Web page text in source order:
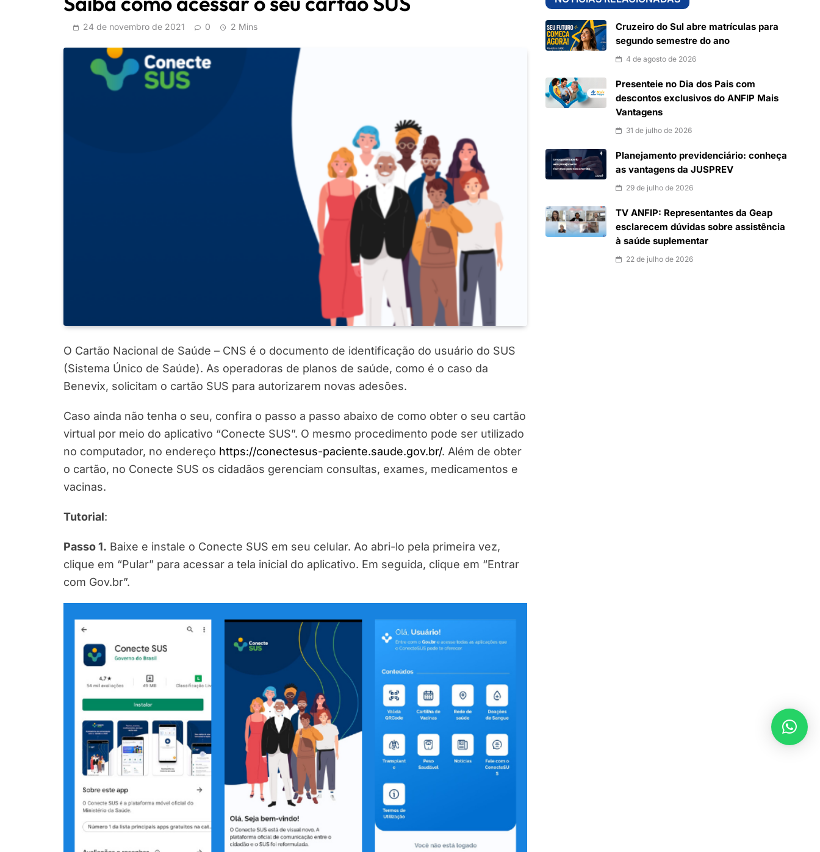
24 de novembro de 2021 0 2 Mins
O Cartão Nacional de Saúde – CNS é o documento de identificação do usuário do SUS
(Sistema Único de Saúde). As operadoras de planos de saúde, como é o caso da
Benevix, solicitam o cartão SUS para autorizarem novas adesões.
Caso ainda não tenha o seu, confira o passo a passo abaixo de como obter o seu cartão
virtual por meio do aplicativo “Conecte SUS”. O mesmo procedimento pode ser utilizado
no computador, no endereço https://conectesus-paciente.saude.gov.br/. Além de obter
o cartão, no Conecte SUS os cidadãos gerenciam consultas, exames, medicamentos e
vacinas.
Tutorial:
Passo 1. Baixe e instale o Conecte SUS em seu celular. Ao abri-lo pela primeira vez,
clique em “Pular” para acessar a tela inicial do aplicativo. Em seguida, clique em “Entrar
com Gov.br”.
Cruzeiro do Sul abre matrículas para
segundo semestre do ano
4 de agosto de 2026
Presenteie no Dia dos Pais com
descontos exclusivos do ANFIP Mais
Vantagens
31 de julho de 2026
Planejamento previdenciário: conheça
as vantagens da JUSPREV
29 de julho de 2026
TV ANFIP: Representantes da Geap
esclarecem dúvidas sobre assistência
à saúde suplementar
22 de julho de 2026